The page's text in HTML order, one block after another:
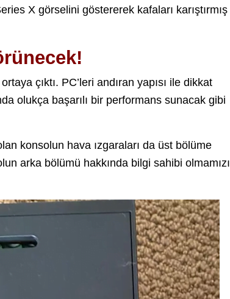
X görselini göstererek kafaları karıştırmış
çıktı. PC’leri andıran yapısı ile dikkat
olukça başarılı bir performans sunacak gibi
konsolun hava ızgaraları da üst bölüme
arka bölümü hakkında bilgi sahibi olmamızı